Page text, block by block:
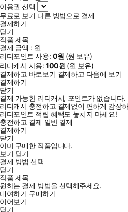
이용권 선택
무료로 보기 다른 방법으로 결제
결제하기
닫기
작품 제목
결제 금액 : 원
리디포인트 사용: 0원 (원 보유)
리디캐시 사용:100원 (원 보유)
결제하고 바로보기 결제하고 다음에 보기
결제하기
닫기
결제 가능한 리디캐시, 포인트가 없습니다.
리디캐시 충전하고 결제없이 편하게 감상
리디포인트 적립 혜택도 놓치지 마세요!
충전하고 결제 일반 결제
결제하기
닫기
이미 구매한 작품입니다.
보기 닫기
결제 방법 선택
닫기
작품 제목
원하는 결제 방법을 선택해주세요.
대여하기 구매하기
이어보기
닫기